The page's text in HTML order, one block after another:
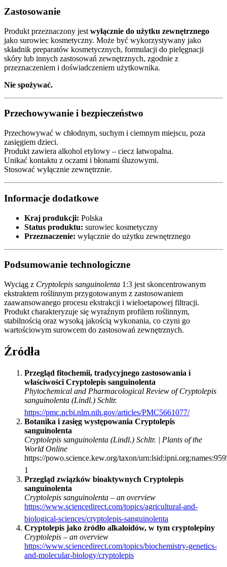
Zastosowanie
Produkt przeznaczony jest wyłącznie do użytku zewnętrznego
jako surowiec kosmetyczny. Może być wykorzystywany jako
składnik preparatów kosmetycznych, formulacji do pielęgnacji
skóry lub innych zastosowań zewnętrznych, zgodnie z
przeznaczeniem i doświadczeniem użytkownika.
Nie spożywać.
Przechowywanie i bezpieczeństwo
Przechowywać w chłodnym, suchym i ciemnym miejscu, poza
zasięgiem dzieci.
Produkt zawiera alkohol etylowy – ciecz łatwopalna.
Unikać kontaktu z oczami i błonami śluzowymi.
Stosować wyłącznie zewnętrznie.
Informacje dodatkowe
Kraj produkcji: Polska
Status produktu: surowiec kosmetyczny
Przeznaczenie: wyłącznie do użytku zewnętrznego
Podsumowanie technologiczne
Wyciąg z Cryptolepis sanguinolenta 1:3 jest skoncentrowanym
ekstraktem roślinnym przygotowanym z zastosowaniem
zaawansowanego procesu ekstrakcji i wieloetapowej filtracji.
Produkt charakteryzuje się wyraźnym profilem roślinnym,
stabilnością oraz wysoką jakością wykonania, co czyni go
wartościowym surowcem do zastosowań zewnętrznych.
Źródła
Przegląd fitochemii, tradycyjnego zastosowania i
właściwości Cryptolepis sanguinolenta
Phytochemical and Pharmacological Review of Cryptolepis
sanguinolenta (Lindl.) Schltr.
https://pmc.ncbi.nlm.nih.gov/articles/PMC5661077/
Botanika i zasięg występowania Cryptolepis
sanguinolenta
Cryptolepis sanguinolenta (Lindl.) Schltr. | Plants of the
World Online
https://powo.science.kew.org/taxon/
1
Przegląd związków bioaktywnych Cryptolepis
sanguinolenta
Cryptolepis sanguinolenta – an overview
https://www.sciencedirect.com/topics/agricultural-and-
biological-sciences/cryptolepis-sanguinolenta
Cryptolepis jako źródło alkaloidów, w tym cryptolepiny
Cryptolepis – an overview
https://www.sciencedirect.com/topics/biochemistry-genetics-
and-molecular-biology/cryptolepis